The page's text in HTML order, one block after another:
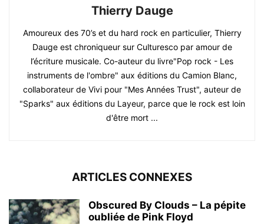
Thierry Dauge
Amoureux des 70’s et du hard rock en particulier, Thierry
Dauge est chroniqueur sur Culturesco par amour de
l’écriture musicale. Co-auteur du livre"Pop rock - Les
instruments de l'ombre" aux éditions du Camion Blanc,
collaborateur de Vivi pour "Mes Années Trust", auteur de
"Sparks" aux éditions du Layeur, parce que le rock est loin
d'être mort ...
ARTICLES CONNEXES
Obscured By Clouds – La pépite
oubliée de Pink Floyd